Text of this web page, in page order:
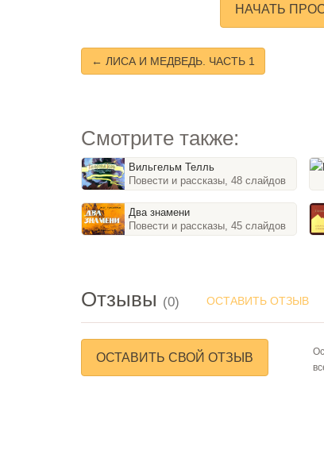
НАЧАТЬ
← ЛИСА И МЕДВЕДЬ. ЧАСТЬ 1
Смотрите также:
Вильгельм Телль
Повести и рассказы, 48 слайдов
Два знамени
Повести и рассказы, 45 слайдов
Отзывы (0) ОСТАВИТЬ ОТЗЫВ
ОСТАВИТЬ СВОЙ ОТЗЫВ